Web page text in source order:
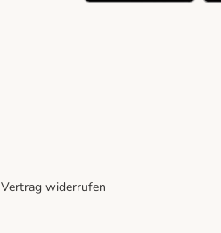
Vertrag widerrufen